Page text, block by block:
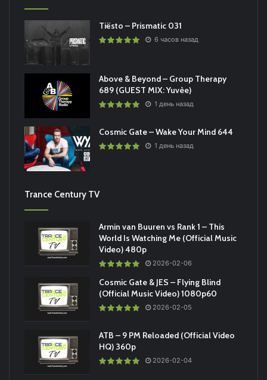
Tiësto – Prismatic 031
6 часов назад
Above & Beyond – Group Therapy
689 (GUEST MIX: Yuvèe)
1 день назад
Cosmic Gate – Wake Your Mind 644
1 день назад
Trance Century TV
Armin van Buuren vs Rank 1 – This
World Is Watching Me (Official Music
Video) 480p
2026-02-06
Cosmic Gate & JES – Flying Blind
(Official Music Video) 1080p60
2026-02-05
ATB – 9 PM Reloaded (Official Video
HQ) 360p
2026-02-04